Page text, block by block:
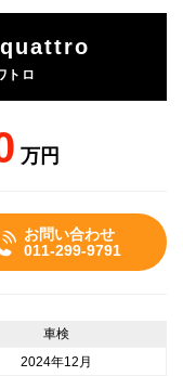
トロ
万円
お問い合わせ
011-299-9791
車検
2024年12月